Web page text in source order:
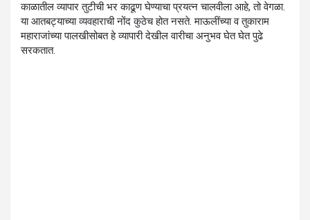
काळातील व्यापार तुटीची भर काढूण घेण्याचा प्रयत्न चालवीला आहे, तो वेगळा.
या आतबट्याच्या व्यवहाराची नोंद कुठेच होत नसते. माऊलींच्या व तुकाराम
महाराजांच्या पालखीसोबत हे व्यापारी देखील वारीचा अनुभव घेत घेत पुढे
सरकतात.